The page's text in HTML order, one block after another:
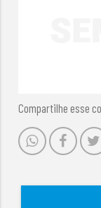
Compartilhe esse